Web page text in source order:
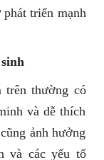
triển mạnh
trên thường có
và dễ thích
ảnh hưởng
và các yếu tố